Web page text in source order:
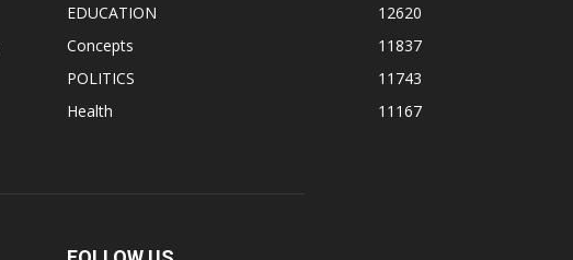
EDUCATION
12620
Concepts
11837
POLITICS
11743
Health
11167